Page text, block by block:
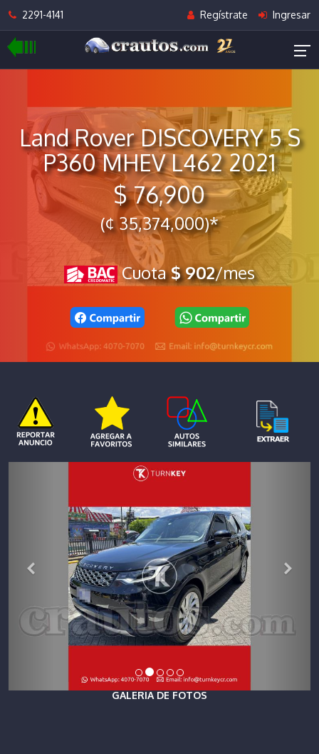
2291-4141 Regístrate Ingresar
Land Rover DISCOVERY 5 S
P360 MHEV L462 2021
$ 76,900
(¢ 35,374,000)*
Cuota$ 902/mes
GALERIA DE FOTOS